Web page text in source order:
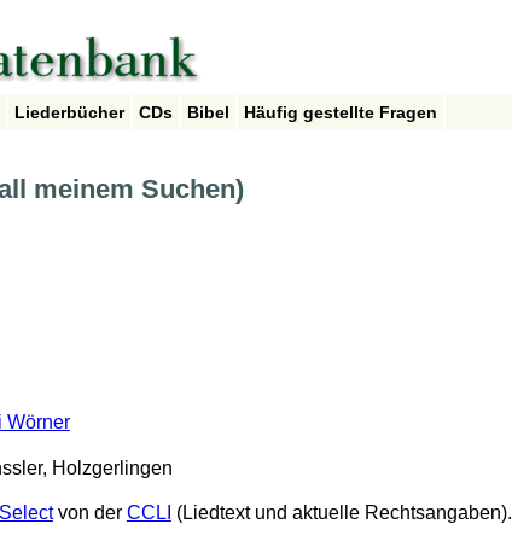
Liederbücher CDs Bibel Häufig gestellte Fragen
meinem Suchen)
Wörner
Holzgerlingen
von der CCLI (Liedtext und aktuelle Rechtsangaben).